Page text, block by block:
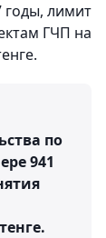
годы, лимит
ГЧП на
по
941